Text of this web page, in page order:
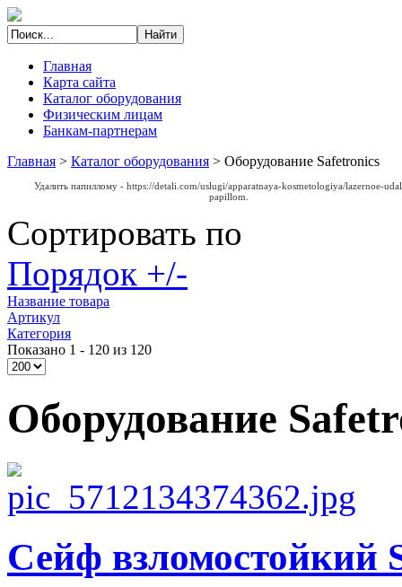
Главная
Карта сайта
Каталог оборудования
Физическим лицам
Банкам-партнерам
Главная > Каталог оборудования > Оборудование Safetronics
Удалить папиллому - https://detali.com/uslugi/apparatnaya-kosmetologiya/lazernoe-
papillom
Сортировать по
Порядок +/-
Название товара
Артикул
Категория
Показано 1 - 120 из 120
Оборудование
Сейф взломостойкий